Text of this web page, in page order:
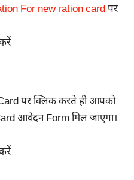
For new ration cardपर
पर क्लिक करते ही आपको
आवेदन Form मिल जाएगा।